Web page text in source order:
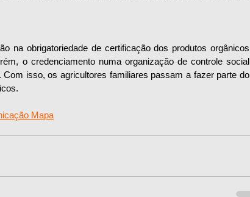
na obrigatoriedade de certificação dos produtos orgânicos
o credenciamento numa organização de controle social
isso, os agricultores familiares passam a fazer parte do
Mapa